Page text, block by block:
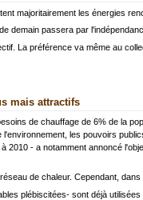
majoritairement les énergies
demain passera par
La préférence va même au
mais attractifs
de chauffage de 6% de la
les pouvoirs
2010 - a notamment annoncé
de chaleur. Cependant,
plébiscitées- sont déjà